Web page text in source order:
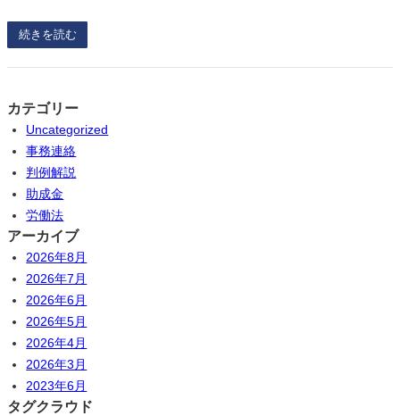
続きを読む
カテゴリー
Uncategorized
事務連絡
判例解説
助成金
労働法
アーカイブ
2026年8月
2026年7月
2026年6月
2026年5月
2026年4月
2026年3月
2023年6月
タグクラウド